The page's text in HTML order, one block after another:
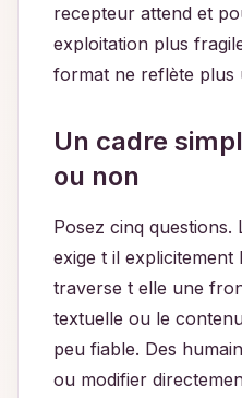
recepteur attend et
exploitation plus
format ne reflète plus
Un cadre
ou non
Posez cinq
exige t il explicitement
traverse t elle une
textuelle ou le
peu fiable. Des
ou modifier